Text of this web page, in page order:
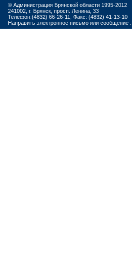
© Администрация Брянской области 1995-2012
241002, г. Брянск, просп. Ленина, 33
Телефон:(4832) 66-26-11, Факс: (4832) 41-13-10
Направить электронное письмо или сообщение ...